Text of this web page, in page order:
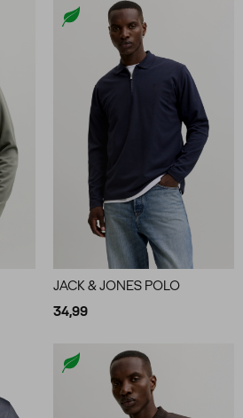
JACK & JONES POLO
34,99